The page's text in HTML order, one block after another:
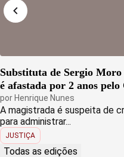
Substituta de Sergio
é afastada por 2 anos pelo
por Henrique Nunes
A magistrada é suspeita de
para administrar...
JUSTIÇA
Todas as edições